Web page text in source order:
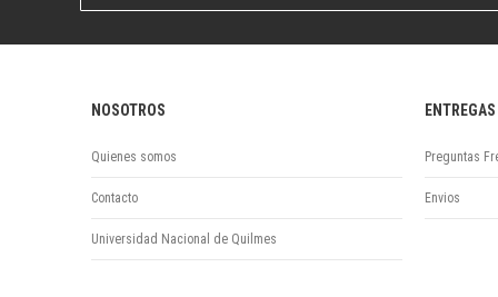
boletín
NOSOTROS
Quienes somos
Contacto
Universidad Nacional de Quilmes
ENTREGAS
Preguntas
Envios